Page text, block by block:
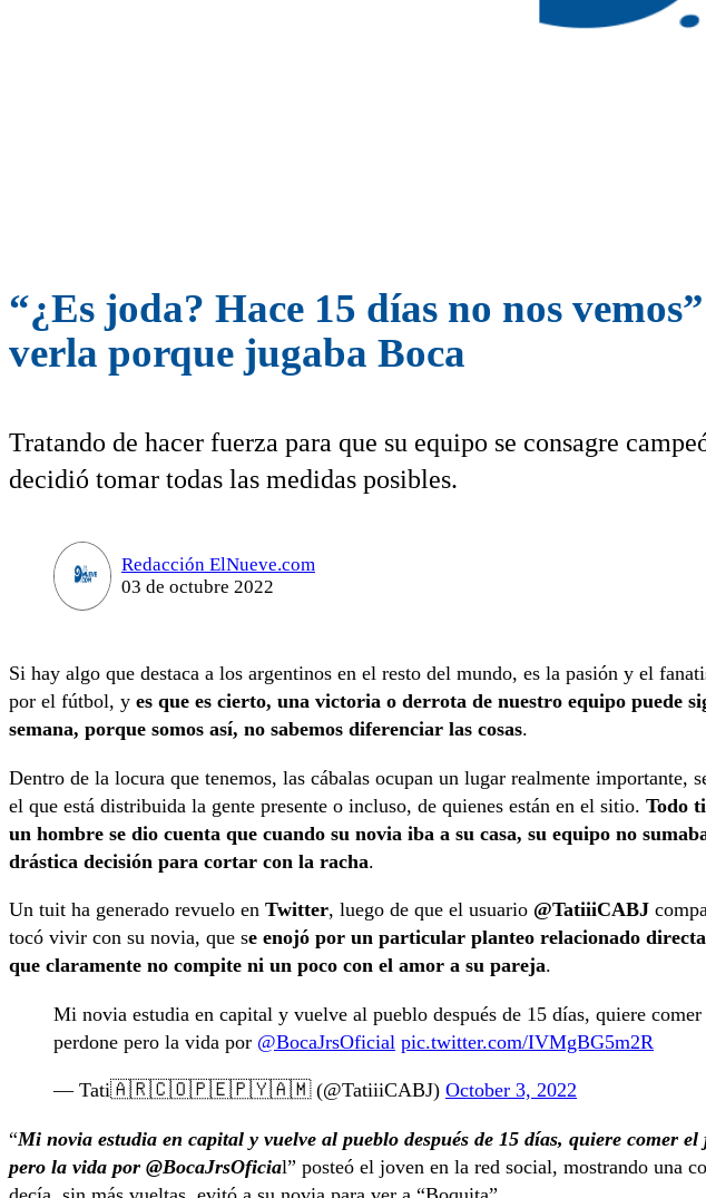
“¿Es joda? Hace 15 días no nos
verla porque jugaba Boca
Tratando de hacer fuerza para que su equipo se consagre
decidió tomar todas las medidas posibles.
Redacción ElNueve.com
03 de octubre 2022
Si hay algo que destaca a los argentinos en el resto del mundo, es la pasión y el
por el fútbol, y es que es cierto, una victoria o derrota de nuestro equipo puede
semana, porque somos así, no sabemos diferenciar las cosas.
Dentro de la locura que tenemos, las cábalas ocupan un lugar realmente importante,
el que está distribuida la gente presente o incluso, de quienes están en el sitio. Todo
un hombre se dio cuenta que cuando su novia iba a su casa, su equipo no
drástica decisión para cortar con la racha.
Un tuit ha generado revuelo en Twitter, luego de que el usuario @TatiiiCABJ
tocó vivir con su novia, que se enojó por un particular planteo relacionado
que claramente no compite ni un poco con el amor a su pareja.
Mi novia estudia en capital y vuelve al pueblo después de 15 días, quiere
perdone pero la vida por @BocaJrsOficial pic.twitter.com/IVMgBG5m2R
— Tati🇦🇷🇨🇴🇵🇪🇵🇾🇦🇲 (@TatiiiCABJ) October 3, 2022
“Mi novia estudia en capital y vuelve al pueblo después de 15 días, quiere comer
pero la vida por @BocaJrsOficial” posteó el joven en la red social, mostrando una